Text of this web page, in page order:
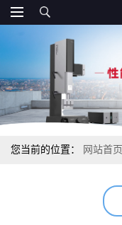
您当前的位置： 网站首页